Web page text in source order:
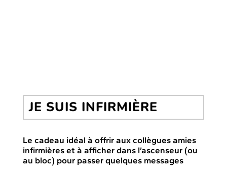
JE SUIS INFIRMIÈRE
Le cadeau idéal à offrir aux collègues amies
infirmières et à afficher dans l’ascenseur (ou
au bloc) pour passer quelques messages